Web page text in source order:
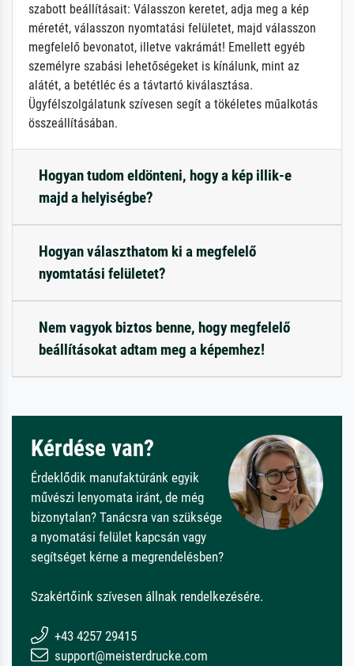
szabott beállításait: Válasszon keretet, adja meg a kép
méretét, válasszon nyomtatási felületet, majd válasszon
megfelelő bevonatot, illetve vakrámát! Emellett egyéb
személyre szabási lehetőségeket is kínálunk, mint az
alátét, a betétléc és a távtartó kiválasztása.
Ügyfélszolgálatunk szívesen segít a tökéletes műalkotás
összeállításában.
Hogyan tudom eldönteni, hogy a kép illik-e
majd a helyiségbe?
Hogyan választhatom ki a megfelelő
nyomtatási felületet?
Nem vagyok biztos benne, hogy megfelelő
beállításokat adtam meg a képemhez!
Kérdése van?
Érdeklődik manufaktúránk egyik
művészi lenyomata iránt, de még
bizonytalan? Tanácsra van szüksége
a nyomatási felület kapcsán vagy
segítséget kérne a megrendelésben?
Szakértőink szívesen állnak rendelkezésére.
+43 4257 29415
support@meisterdrucke.com